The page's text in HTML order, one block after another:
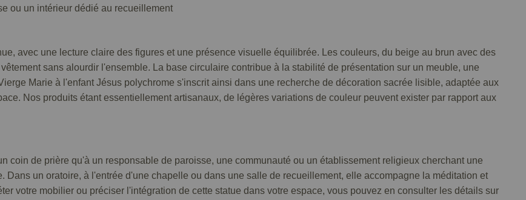
ou un intérieur dédié au recueillement
avec une lecture claire des figures et une présence visuelle équilibrée. Les couleurs, du beige au brun avec des
sans alourdir l'ensemble. La base circulaire contribue à la stabilité de présentation sur un meuble, une
Marie à l'enfant Jésus polychrome s'inscrit ainsi dans une recherche de décoration sacrée lisible, adaptée aux
Nos produits étant essentiellement artisanaux, de légères variations de couleur peuvent exister par rapport aux
coin de prière qu'à un responsable de paroisse, une communauté ou un établissement religieux cherchant une
un oratoire, à l'entrée d'une chapelle ou dans une salle de recueillement, elle accompagne la méditation et
votre mobilier ou préciser l'intégration de cette statue dans votre espace, vous pouvez en consulter les détails sur